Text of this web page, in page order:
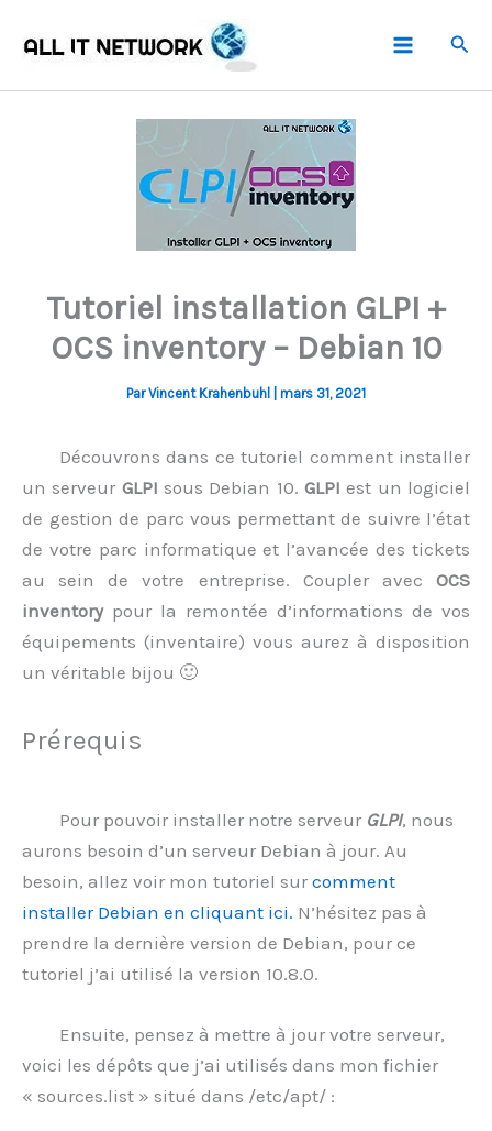
Tutoriel installation GLPI +
OCS inventory – Debian 10
ParVincent Krahenbuhl mars 31, 2021
Découvrons dans ce tutoriel comment installer
un serveur GLPI sous Debian 10.GLPI est un logiciel
de gestion de parc vous permettant de suivre l’état
de votre parc informatique et l’avancée des tickets
au sein de votre entreprise. Coupler avec OCS
inventorypour la remontée d’informations de vos
équipements (inventaire) vous aurez à disposition
un véritable bijou 🙂
Prérequis
Pour pouvoir installer notre serveur GLPI, nous
aurons besoin d’un serveur Debian à jour. Au
besoin, allez voir mon tutoriel sur comment
installer Debian en cliquant ici. N’hésitez pas à
prendre la dernière version de Debian, pour ce
tutoriel j’ai utilisé la version 10.8.0.
Ensuite, pensez à mettre à jour votre serveur,
voici les dépôts que j’ai utilisés dans mon fichier
« sources.list » situé dans /etc/apt/ :